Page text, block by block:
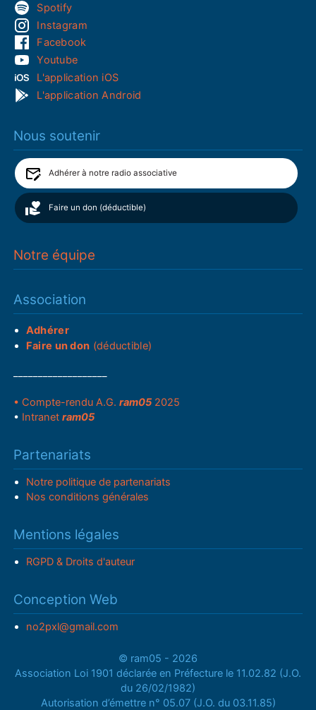
Spotify
Instagram
Facebook
Youtube
L'application iOS
L'application Android
Nous soutenir
Adhérer à notre radio associative
Faire un don (déductible)
Notre équipe
Association
Adhérer
Faire un don (déductible)
• Compte-rendu A.G.ram05 2025
• Intranetram05
Partenariats
Notre politique de partenariats
Nos conditions générales
Mentions légales
RGPD & Droits d'auteur
Conception Web
no2pxl@gmail.com
© ram05 - 2026
Association Loi 1901 déclarée en Préfecture le 11.02.82 (J.O.
du 26/02/1982)
Autorisation d’émettre n° 05.07 (J.O. du 03.11.85)